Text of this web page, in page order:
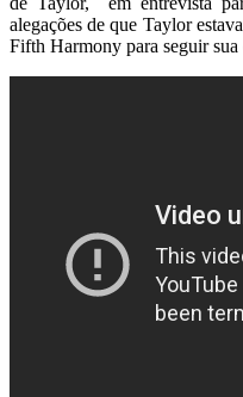
alegações de que Taylor
Fifth Harmony para seguir sua